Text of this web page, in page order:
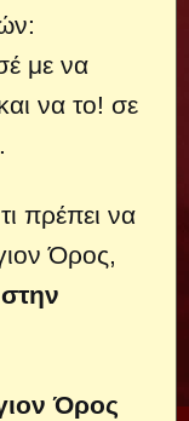
με να
να το! σε
πρέπει να
Όρος,
Όρος